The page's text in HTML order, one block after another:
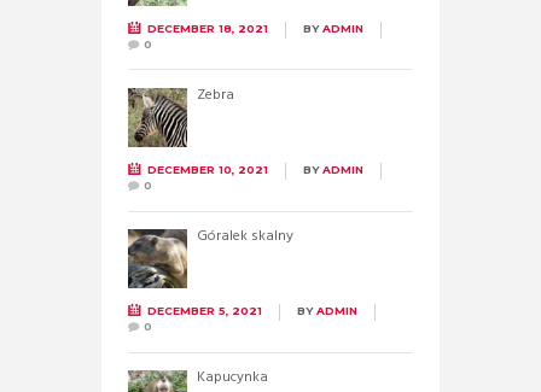
DECEMBER 18, 2021 BYADMIN
0
Zebra
DECEMBER 10, 2021 BYADMIN
0
Góralek skalny
DECEMBER 5, 2021 BYADMIN
0
Kapucynka